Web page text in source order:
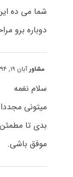
شما می ده
دوباره برو
مشاورآبان ۱۹, ۱۳۹۴ at ۱۰:۵۷ ب٫ظ
سلام نغمه
میتونی
بدی تا
موفق باشی.